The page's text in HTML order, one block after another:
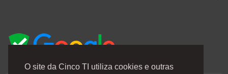
O site da Cinco TI utiliza cookies e outras